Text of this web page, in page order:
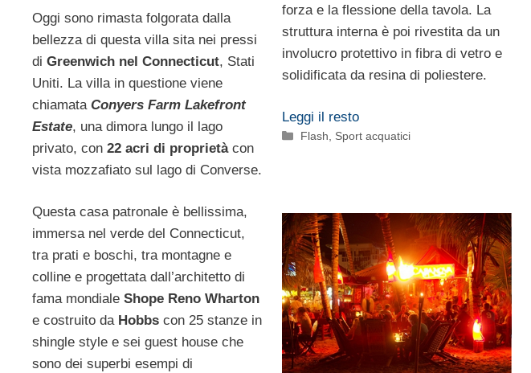
Oggi sono rimasta folgorata dalla
bellezza di questa villa sita nei pressi
di Greenwich nel Connecticut, Stati
Uniti. La villa in questione viene
chiamata Conyers Farm Lakefront
Estate, una dimora lungo il lago
privato, con 22 acri di proprietàcon
vista mozzafiato sul lago di Converse.
Questa casa patronale è bellissima,
immersa nel verde del Connecticut,
tra prati e boschi, tra montagne e
colline e progettata dall’architetto di
fama mondiale Shope Reno Wharton
e costruito da Hobbs con 25 stanze in
shingle style e sei guest house che
sono dei superbi esempi di
forza e la flessione della tavola. La
struttura interna è poi rivestita da un
involucro protettivo in fibra di vetro e
solidificata da resina di poliestere.
Leggi il resto
Categorie
Flash Sport acquatici